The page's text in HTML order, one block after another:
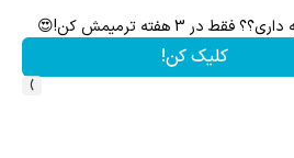
گردونه شانس ps5 جایزه میده 🔥
›